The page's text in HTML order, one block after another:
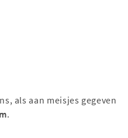
als aan meisjes gegeven
.